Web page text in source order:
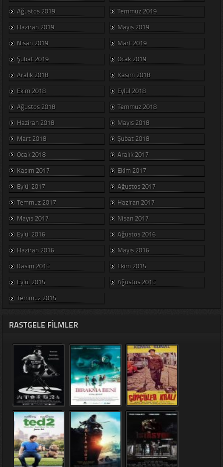
Ağustos 2019
Temmuz 2019
Haziran 2019
Mayıs 2019
Nisan 2019
Mart 2019
Şubat 2019
Ocak 2019
Aralık 2018
Kasım 2018
Ekim 2018
Eylül 2018
Ağustos 2018
Temmuz 2018
Haziran 2018
Mayıs 2018
Mart 2018
Şubat 2018
Ocak 2018
Aralık 2017
Kasım 2017
Ekim 2017
Eylül 2017
Ağustos 2017
Temmuz 2017
Haziran 2017
Mayıs 2017
Nisan 2017
Eylül 2016
Ağustos 2016
Haziran 2016
Mayıs 2016
Kasım 2015
Ekim 2015
Eylül 2015
Ağustos 2015
Temmuz 2015
RASTGELE FILMLER